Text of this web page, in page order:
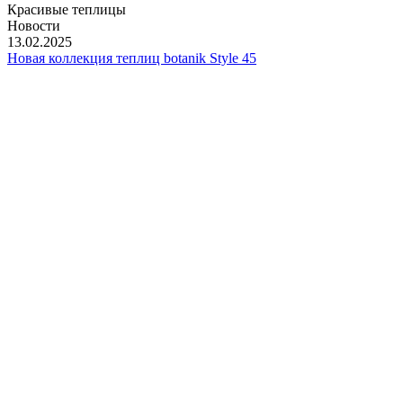
Красивые теплицы
Новости
13.02.2025
Новая коллекция теплиц botanik Style 45